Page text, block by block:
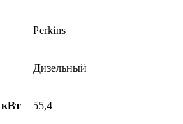
Perkins
Дизельный
55,4